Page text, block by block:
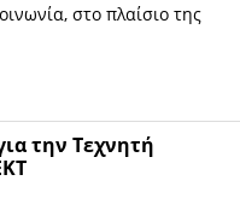
στο πλαίσιο της
την Τεχνητή